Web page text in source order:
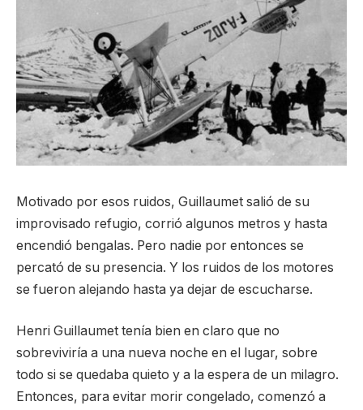
Motivado por esos ruidos, Guillaumet salió de su
improvisado refugio, corrió algunos metros y hasta
encendió bengalas. Pero nadie por entonces se
percató de su presencia. Y los ruidos de los motores
se fueron alejando hasta ya dejar de escucharse.
Henri Guillaumet tenía bien en claro que no
sobreviviría a una nueva noche en el lugar, sobre
todo si se quedaba quieto y a la espera de un milagro.
Entonces, para evitar morir congelado, comenzó a